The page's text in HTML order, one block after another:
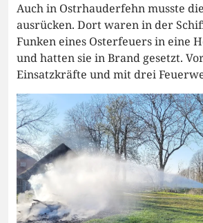
Auch in Ostrhauderfehn musste
ausrücken. Dort waren in der
Funken eines Osterfeuers in eine
und hatten sie in Brand gesetzt.
Einsatzkräfte und mit drei